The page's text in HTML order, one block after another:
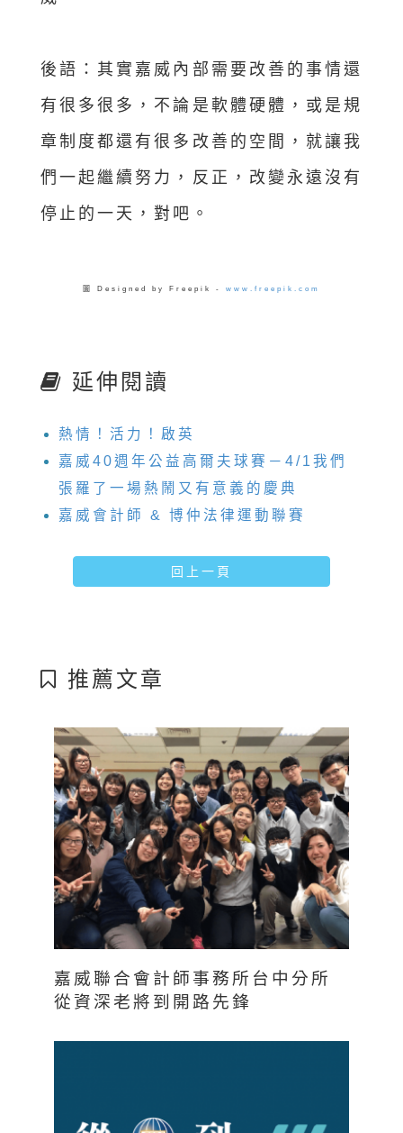
後語：其實嘉威內部需要改善的事情還
有很多很多，不論是軟體硬體，或是規
章制度都還有很多改善的空間，就讓我
們一起繼續努力，反正，改變永遠沒有
停止的一天，對吧。
圖 Designed by Freepik - www.freepik.com
延伸閱讀
熱情！活力！啟英
嘉威40週年公益高爾夫球賽－4/1我們
張羅了一場熱鬧又有意義的慶典
嘉威會計師 & 博仲法律運動聯賽
回上一頁
推薦文章
嘉威聯合會計師事務所台中分所
從資深老將到開路先鋒